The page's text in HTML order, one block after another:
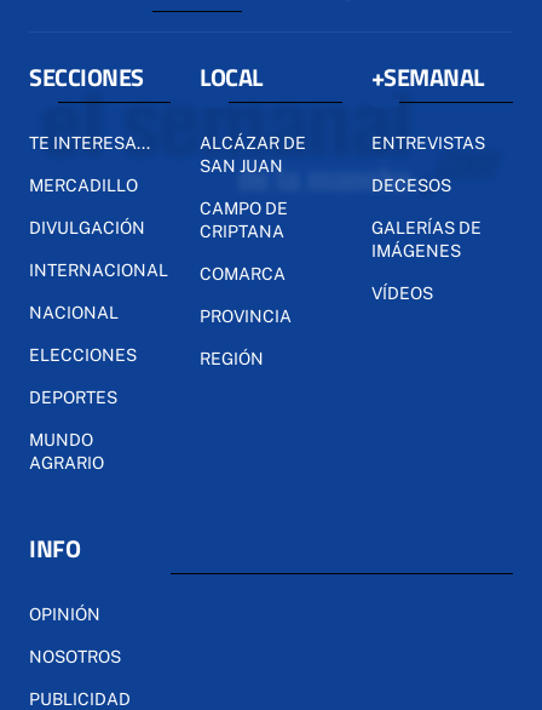
SECCIONES
TE INTERESA...
MERCADILLO
DIVULGACIÓN
INTERNACIONAL
NACIONAL
ELECCIONES
DEPORTES
MUNDO
AGRARIO
LOCAL
ALCÁZAR DE
SAN JUAN
CAMPO DE
CRIPTANA
COMARCA
PROVINCIA
REGIÓN
+SEMANAL
ENTREVISTAS
DECESOS
GALERÍAS DE
IMÁGENES
VÍDEOS
INFO
OPINIÓN
NOSOTROS
PUBLICIDAD